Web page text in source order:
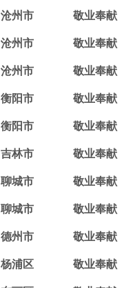
沧州市 敬业奉献
沧州市 敬业奉献
沧州市 敬业奉献
衡阳市 敬业奉献
衡阳市 敬业奉献
吉林市 敬业奉献
聊城市 敬业奉献
聊城市 敬业奉献
德州市 敬业奉献
杨浦区 敬业奉献